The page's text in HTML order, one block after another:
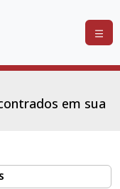
em sua